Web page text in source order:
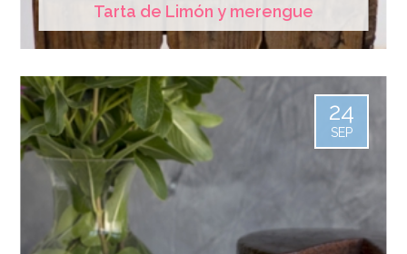
Tarta de Limón y merengue
24
SEP